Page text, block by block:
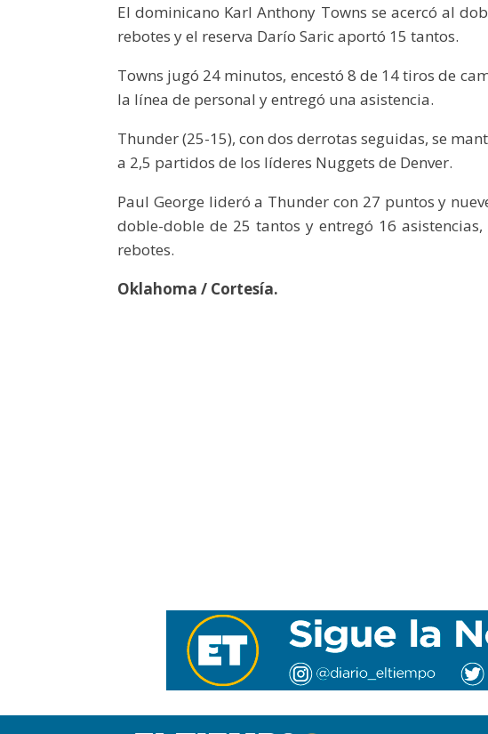
El dominicano Karl Anthony Towns se acercó al
rebotes y el reserva Darío Saric aportó 15 tantos.
Towns jugó 24 minutos, encestó 8 de 14 tiros de
la línea de personal y entregó una asistencia.
Thunder (25-15), con dos derrotas seguidas, se
a 2,5 partidos de los líderes Nuggets de Denver.
Paul George lideró a Thunder con 27 puntos y
doble-doble de 25 tantos y entregó 16
rebotes.
Oklahoma / Cortesía.